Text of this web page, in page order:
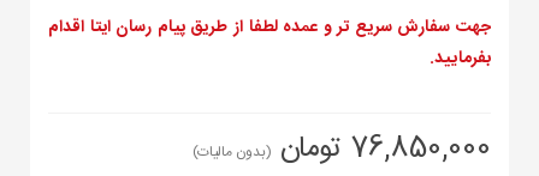
جهت سفارش سریع تر و عمده لطفا از طریق پیام رسان ایتا اقدام
بفرمایید.
76,850,000 تومان (بدون مالیات)